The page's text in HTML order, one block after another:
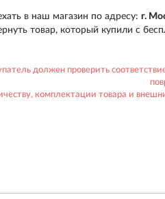
в наш магазин по адресу: г.
товар, который купили с
должен проверить
комплектации товара и